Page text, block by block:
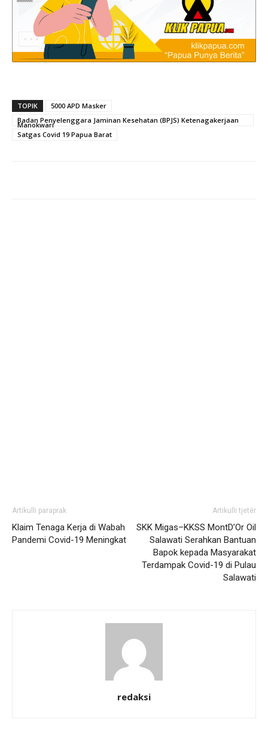
TOPIK
5000 APD Masker
Badan Penyelenggara Jaminan Kesehatan (BPJS) Ketenagakerjaan
Manokwari
Satgas Covid 19 Papua Barat
Artikulli paraprak
Klaim Tenaga Kerja di Wabah
Pandemi Covid-19 Meningkat
Artikulli tjetër
SKK Migas–KKSS MontD’Or Oil
Salawati Serahkan Bantuan
Bapok kepada Masyarakat
Terdampak Covid-19 di Pulau
Salawati
redaksi